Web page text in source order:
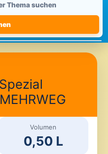
Volumen
0,50 L